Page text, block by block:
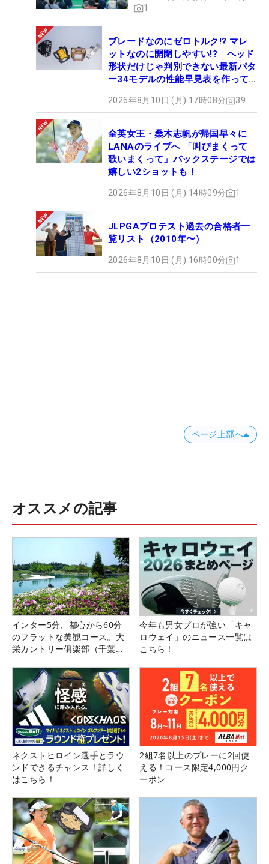
1
ブレードなのにゼロトルク!? マレ
ットなのに開閉しやすい!? ヘッド
形状だけじゃ判別できない最新パタ
ー34モデルの性能早見表を作って
2026年8月10日 (月) 17時08分 39
全英女王・桑木志帆が帰国早々に
LANAのライブへ 「叫びまくって
歌いまくって」バックステージでは
嬉しい2ショットも！
2026年8月10日 (月) 14時09分 1
JLPGAプロテスト過去の合格者一
覧リスト（2010年〜）
2026年8月10日 (月) 16時00分 1
ページ上部へ
オススメの記事
インター5分、都心から60分
のフラットな美観コース。大
栄カントリー俱楽部（千葉
今年も男女プロが強い「キャ
ロウェイ」のニュース一覧は
こちら！
ネクストヒロイン選手とラウ
ンドできるチャンス！詳しく
はこちら！
2組7名以上のプレーに2回使
える！コース限定4,000円ク
ーポン